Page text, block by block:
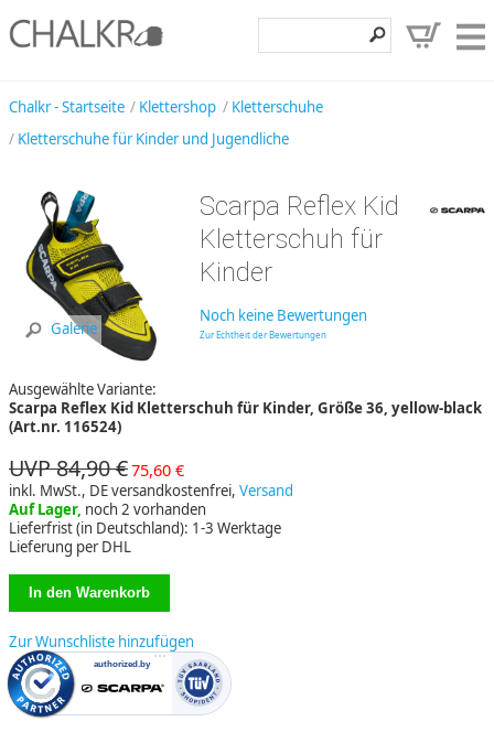
Kundenbereich
Chalkr - Startseite Klettershop
Kletterschuhe
Kletterschuhe für Kinder und Jugendliche
Galerie
Scarpa Reflex Kid
Kletterschuh für
Kinder
Noch keine Bewertungen
Zur Echtheit der Bewertungen
Ausgewählte Variante:
Scarpa Reflex Kid Kletterschuh für Kinder, Größe 36, yellow-black
(Art.nr. 116524)
UVP 84,90 €75,60 €
inkl. MwSt., DE versandkostenfrei, Versand
Auf Lager, noch 2 vorhanden
Lieferfrist (in Deutschland): 1-3 Werktage
Lieferung per DHL
Zur Wunschliste hinzufügen